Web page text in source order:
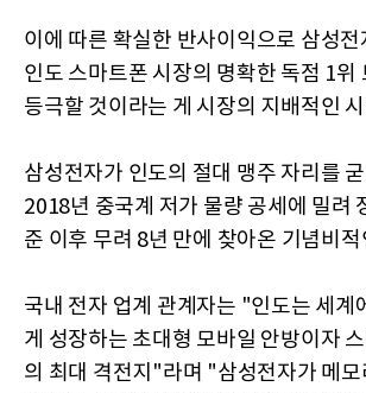
이에 따른 확실한 반사이익으로 삼성전
인도 스마트폰 시장의 명확한 독점 1위
등극할 것이라는 게 시장의 지배적인
삼성전자가 인도의 절대 맹주 자리를
2018년 중국계 저가 물량 공세에 밀려
준 이후 무려 8년 만에 찾아온 기념비
국내 전자 업계 관계자는 "인도는 세계
게 성장하는 초대형 모바일 안방이자
의 최대 격전지"라며 "삼성전자가 메모